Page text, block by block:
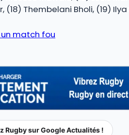
(18) Thembelani Bholi, (19)
match fou
Rugby sur Google Actualités !